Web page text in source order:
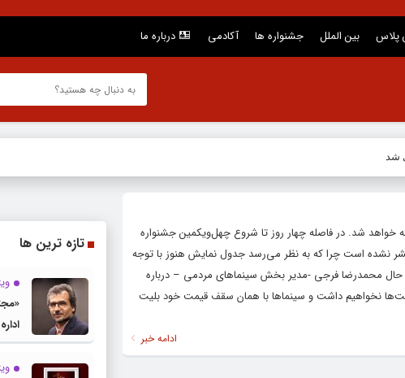
پلاس بین الملل جشنواره ها آکادمی درباره ما
شد
خواهد شد. در فاصله چهار روز تا شروع چهل‌ویکمین جشنواره
نشده است چرا که به نظر می‌رسد جدول نمایش هنوز با توجه
حال محمدرضا فرجی -مدیر بخش سینماهای مردمی – درباره
نخواهیم داشت و سینماها با همان سقف قیمت خود بلیت
ادامه خبر
تازه ترین ها